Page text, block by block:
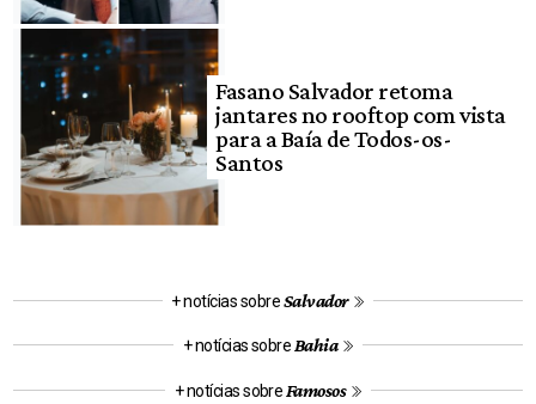
Fasano Salvador retoma
jantares no rooftop com vista
para a Baía de Todos-os-
Santos
+ notícias sobreSalvador
+ notícias sobre Bahia
+ notícias sobre Famosos